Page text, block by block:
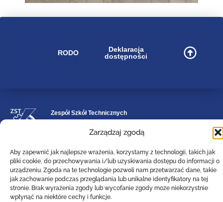
Zarządzaj zgodą
Aby zapewnić jak najlepsze wrażenia, korzystamy z technologii, takich jak
pliki cookie, do przechowywania i/lub uzyskiwania dostępu do informacji o
urządzeniu. Zgoda na te technologie pozwoli nam przetwarzać dane, takie
jak zachowanie podczas przeglądania lub unikalne identyfikatory na tej
stronie. Brak wyrażenia zgody lub wycofanie zgody może niekorzystnie
wpłynąć na niektóre cechy i funkcje.
RODO
Deklaracja
dostępności
Zespół Szkół Technicznych
ul. Narutowicza 74a, 64-100 Leszno (woj. wielkopolskie)
Tel: (0-65)529-94-35
Email :poczta@zst-leszno.pl
E-doręczenia AE:PL - 23788-92630-AVTBI - 16